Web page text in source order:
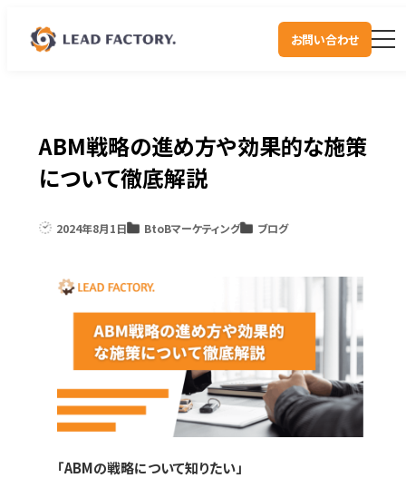
お問い合わせ
ABM戦略の進め方や効果的な施策
について徹底解説
2024年8月1日 BtoBマーケティング ブログ
「ABMの戦略について知りたい」